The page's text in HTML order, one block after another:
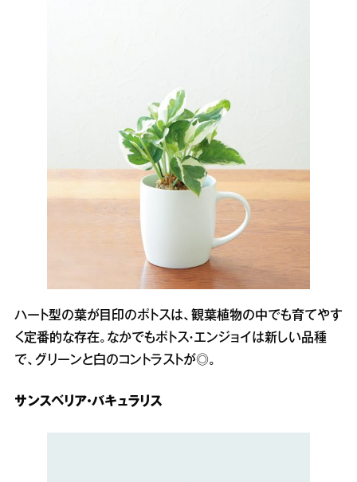
ハート型の葉が目印のポトスは、観葉植物の中でも育てやす
く定番的な存在。なかでもポトス・エンジョイは新しい品種
で、グリーンと白のコントラストが◎。
サンスベリア・バキュラリス